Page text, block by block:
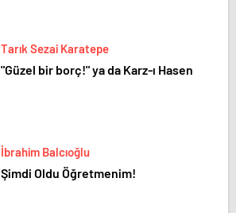
Tarık Sezai Karatepe
"Güzel bir borç!" ya da Karz-ı Hasen
İbrahim Balcıoğlu
Şimdi Oldu Öğretmenim!